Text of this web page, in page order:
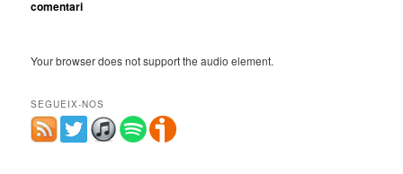
comentari
Your browser does not support the audio element.
SEGUEIX-NOS